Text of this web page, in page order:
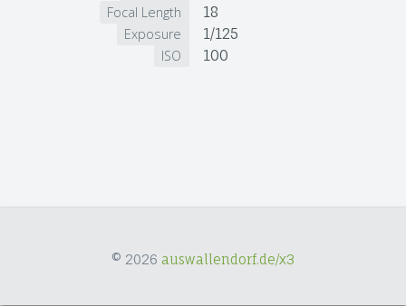
Focal Length 18
Exposure 1/125
ISO 100
© 2026 auswallendorf.de/x3